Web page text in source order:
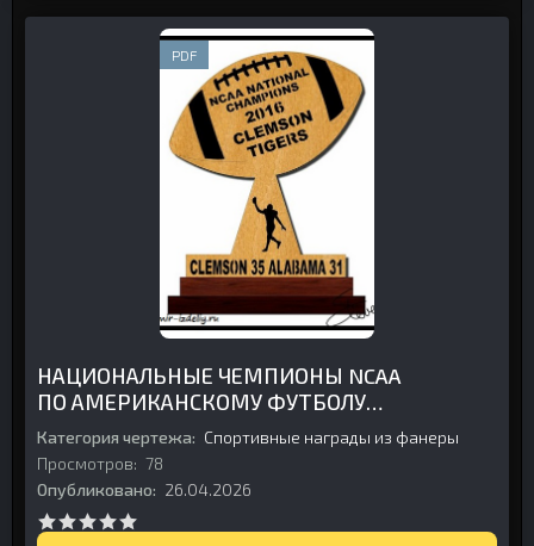
PDF
НАЦИОНАЛЬНЫЕ ЧЕМПИОНЫ NCAA
ПО АМЕРИКАНСКОМУ ФУТБОЛУ
2016 ГОДА — «КЛЕМСОН ТАЙГЕРС»
ИЗ ФАНЕРЫ
Категория чертежа: Спортивные награды из фанеры
Просмотров: 78
Опубликовано: 26.04.2026